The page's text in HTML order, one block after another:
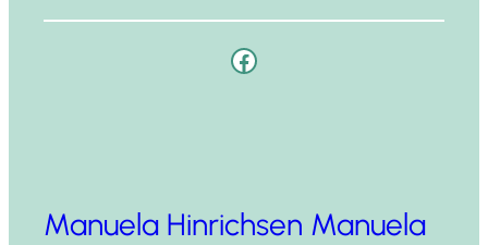
Facebook
Manuela Hinrichsen Manuela